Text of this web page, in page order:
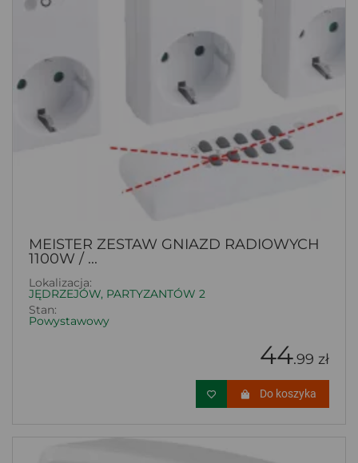
MEISTER ZESTAW GNIAZD RADIOWYCH
1100W / ...
Lokalizacja:
JĘDRZEJÓW, PARTYZANTÓW 2
Stan:
Powystawowy
44.99 zł
Do koszyka